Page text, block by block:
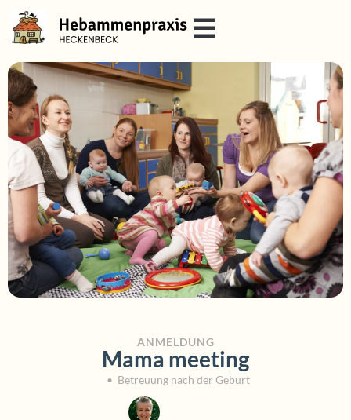
ANMELDUNG
Mama meeting
• Betreuung nach der Geburt